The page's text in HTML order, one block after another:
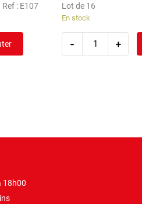
Ref : E107 Lot de 16
En stock
-
quantité
+
18h00